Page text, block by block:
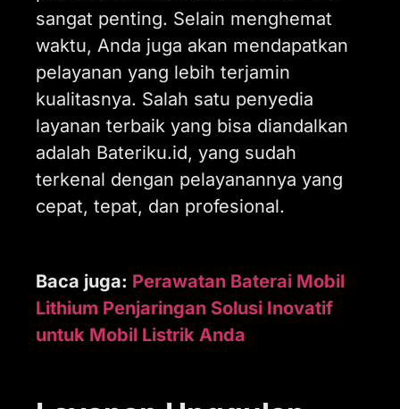
sangat penting. Selain menghemat
waktu, Anda juga akan mendapatkan
pelayanan yang lebih terjamin
kualitasnya. Salah satu penyedia
layanan terbaik yang bisa diandalkan
adalah Bateriku.id, yang sudah
terkenal dengan pelayanannya yang
cepat, tepat, dan profesional.
Baca juga: Perawatan Baterai Mobil
Lithium Penjaringan Solusi Inovatif
untuk Mobil Listrik Anda